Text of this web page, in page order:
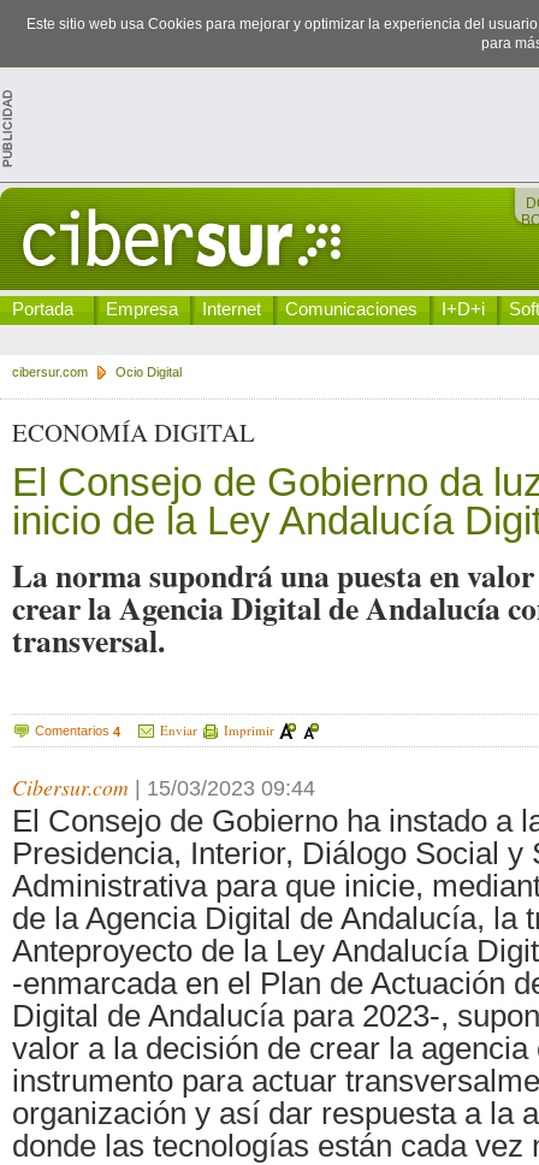
Este sitio web usa Cookies para mejorar y optimizar la experiencia del
para
Portada Empresa Internet Comunicaciones I+D+i
cibersur.com Ocio Digital
ECONOMÍA DIGITAL
El Consejo de Gobierno da
inicio de la Ley Andalucía
La norma supondrá una puesta en
crear la Agencia Digital de Andalucía
transversal.
Comentarios 4 Enviar Imprimir
Cibersur.com 15/03/2023 09:44
El Consejo de Gobierno ha instado a
Presidencia, Interior, Diálogo Social y
Administrativa para que inicie,
de la Agencia Digital de Andalucía, la
Anteproyecto de la Ley Andalucía
-enmarcada en el Plan de Actuación
Digital de Andalucía para 2023-,
valor a la decisión de crear la agencia
instrumento para actuar
organización y así dar respuesta a la
donde las tecnologías están cada vez